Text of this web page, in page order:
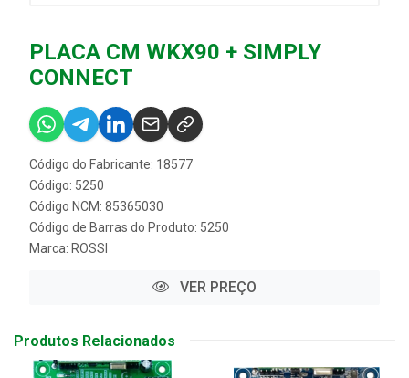
PLACA CM WKX90 + SIMPLY
CONNECT
Código do Fabricante: 18577
Código: 5250
Código NCM: 85365030
Código de Barras do Produto: 5250
Marca: ROSSI
VER PREÇO
Produtos Relacionados